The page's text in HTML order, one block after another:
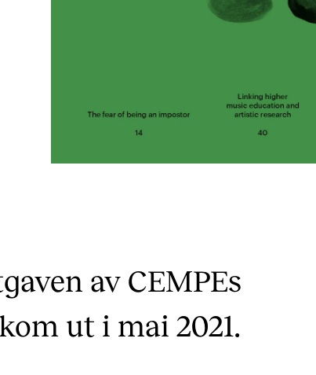
av CEMPEs
ut i mai 2021.